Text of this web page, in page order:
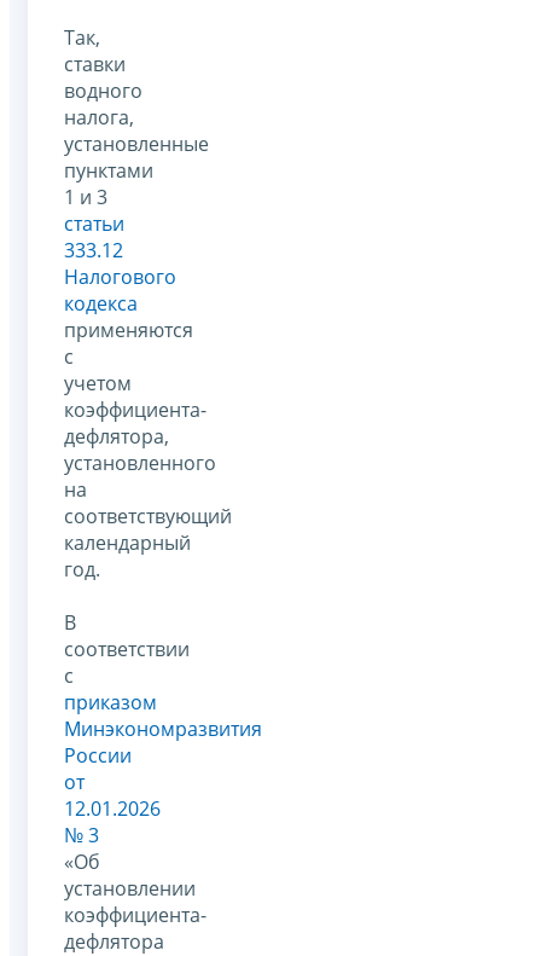
Так,
ставки
водного
налога,
установленные
пунктами
1 и 3
статьи
333.12
Налогового
кодекса
применяются
с
учетом
коэффициента-
дефлятора,
установленного
на
соответствующий
календарный
год.
В
соответствии
с
приказом
Минэкономразвития
России
от
12.01.2026
№ 3
«Об
установлении
коэффициента-
дефлятора